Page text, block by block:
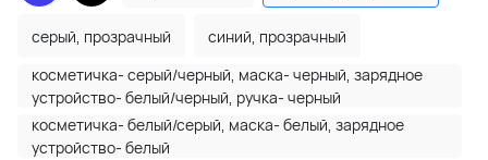
серый, прозрачный
синий, прозрачный
косметичка- серый/черный, маска- черный, зарядное
устройство- белый/черный, ручка- черный
косметичка- белый/серый, маска- белый, зарядное
устройство- белый